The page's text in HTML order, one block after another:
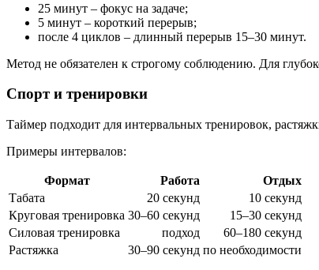
25 минут – фокус на задаче;
5 минут – короткий перерыв;
после 4 циклов – длинный перерыв 15–30 минут.
Метод не обязателен к строгому соблюдению. Для
Спорт и тренировки
Таймер подходит для интервальных тренировок,
Примеры интервалов:
Формат Работа
Отдых
Табата
20 секунд
10 секунд
Круговая тренировка 30–60 секунд
15–30 секунд
Силовая тренировка
подход
60–180 секунд
Растяжка
30–90 секунд по необходимости